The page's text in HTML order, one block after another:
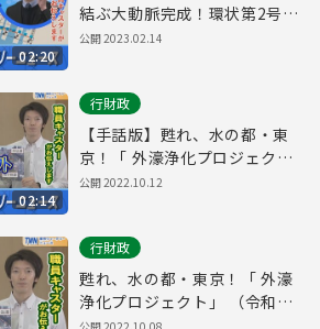
02:20
結ぶ大動脈完成！環状第2号線
全線開通（令和5年2月11日 東
公開2023.02.14
02:14
行財政
【手話版】甦れ、水の都・東
京！「 外濠浄化プロジェク
ト」 （令和4年10月8日 東京
公開2022.10.12
行財政
甦れ、水の都・東京！「 外濠
浄化プロジェクト」 （令和4
年10月8日 東京ウィークリー